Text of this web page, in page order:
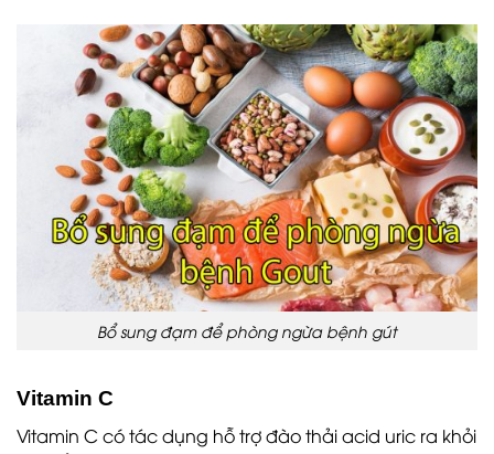
Bổ sung đạm để phòng ngừa bệnh gút
Vitamin C
Vitamin C có tác dụng hỗ trợ đào thải acid uric ra khỏi